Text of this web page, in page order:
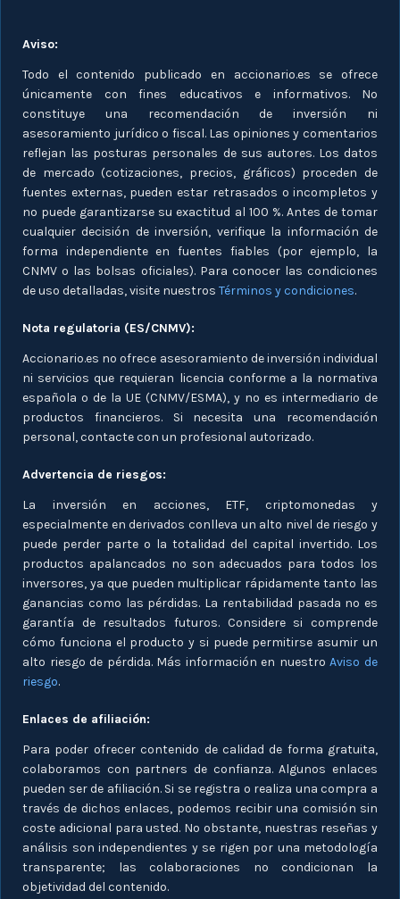
Aviso:
Todo el contenido publicado en accionario.es se ofrece
únicamente con fines educativos e informativos. No
constituye una recomendación de inversión ni
asesoramiento jurídico o fiscal. Las opiniones y comentarios
reflejan las posturas personales de sus autores. Los datos
de mercado (cotizaciones, precios, gráficos) proceden de
fuentes externas, pueden estar retrasados o incompletos y
no puede garantizarse su exactitud al 100 %. Antes de tomar
cualquier decisión de inversión, verifique la información de
forma independiente en fuentes fiables (por ejemplo, la
CNMV o las bolsas oficiales). Para conocer las condiciones
de uso detalladas, visite nuestros Términos y condiciones.
Nota regulatoria (ES/CNMV):
Accionario.es no ofrece asesoramiento de inversión individual
ni servicios que requieran licencia conforme a la normativa
española o de la UE (CNMV/ESMA), y no es intermediario de
productos financieros. Si necesita una recomendación
personal, contacte con un profesional autorizado.
Advertencia de riesgos:
La inversión en acciones, ETF, criptomonedas y
especialmente en derivados conlleva un alto nivel de riesgo y
puede perder parte o la totalidad del capital invertido. Los
productos apalancados no son adecuados para todos los
inversores, ya que pueden multiplicar rápidamente tanto las
ganancias como las pérdidas. La rentabilidad pasada no es
garantía de resultados futuros. Considere si comprende
cómo funciona el producto y si puede permitirse asumir un
alto riesgo de pérdida. Más información en nuestroAviso de
riesgo.
Enlaces de afiliación:
Para poder ofrecer contenido de calidad de forma gratuita,
colaboramos con partners de confianza. Algunos enlaces
pueden ser de afiliación. Si se registra o realiza una compra a
través de dichos enlaces, podemos recibir una comisión sin
coste adicional para usted. No obstante, nuestras reseñas y
análisis son independientes y se rigen por una metodología
transparente; las colaboraciones no condicionan la
objetividad del contenido.